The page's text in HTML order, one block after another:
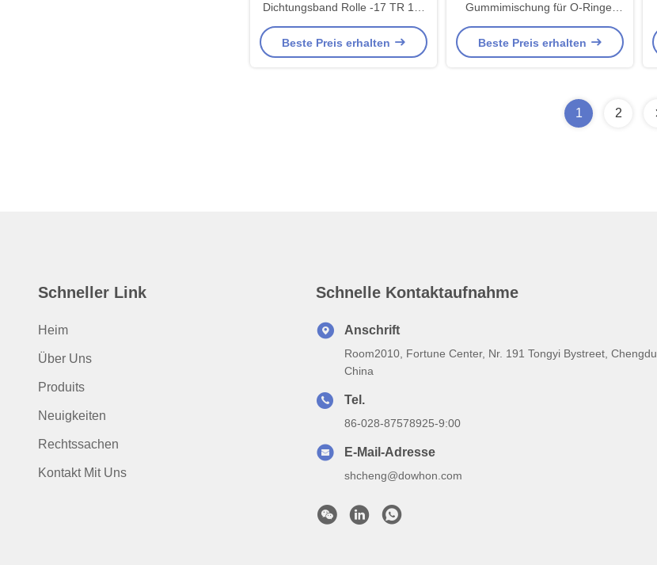
Dichtungsband Rolle -17 TR 12-
20 Druckverformungsrest
Beste Preis erhalten
Gummimischung für O-Ringe,
Druckverformungsrest 12-20
Beste Preis erhalten
1 2
Schneller Link
Heim
Über Uns
Produits
Neuigkeiten
Rechtssachen
Kontakt Mit Uns
Schnelle Kontaktaufnahme
Anschrift
Room2010, Fortune Center, Nr. 191 Tongyi Bystreet, Chengdu,
China
Tel.
86-028-87578925-9:00
E-Mail-Adresse
shcheng@dowhon.com